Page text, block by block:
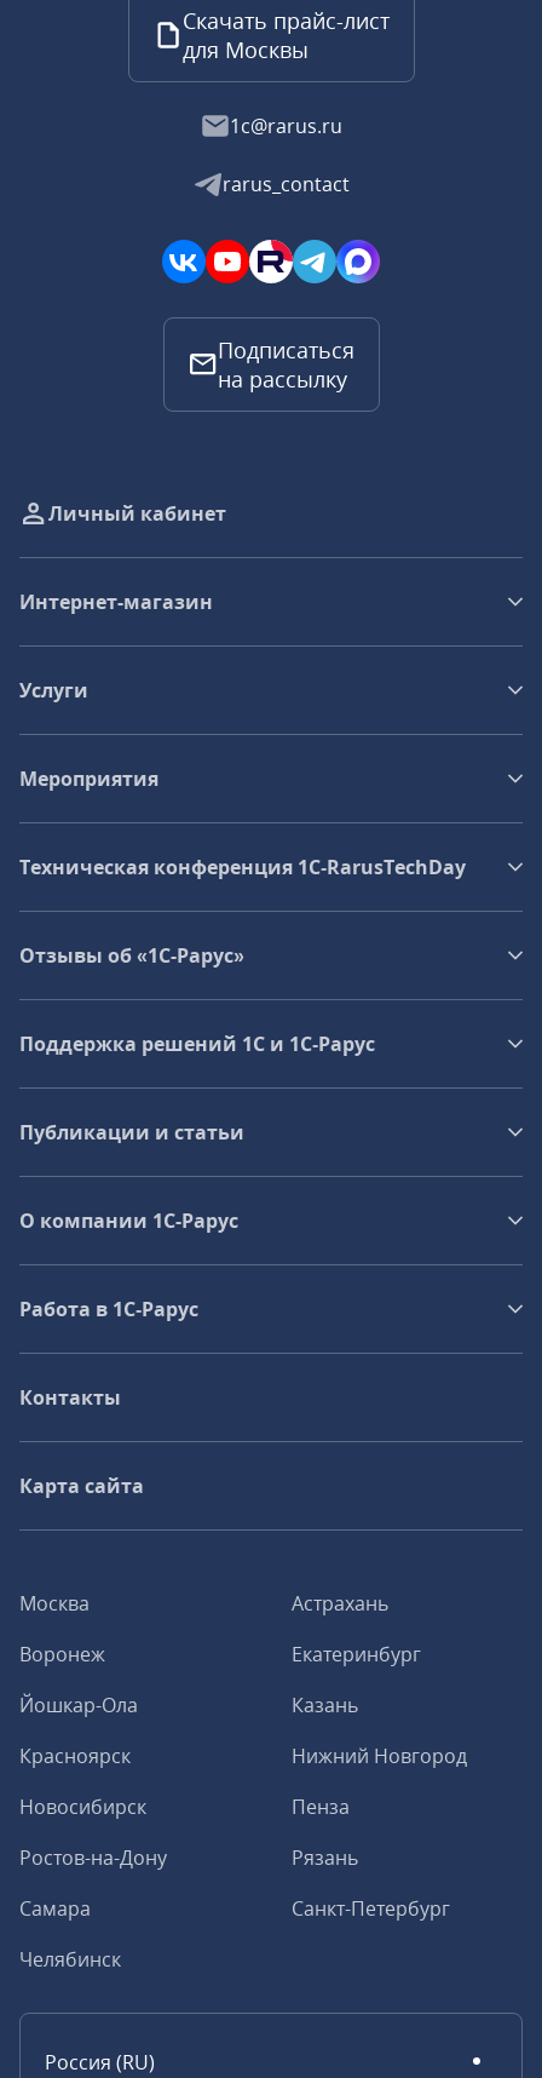
Скачать прайс-лист
для Москвы
1c@rarus.ru
rarus_contact
Подписаться
на рассылку
Москва
Астрахань
Воронеж
Екатеринбург
Йошкар-Ола
Казань
Красноярск
Нижний Новгород
Новосибирск
Пенза
Ростов-на-Дону
Рязань
Самара
Санкт-Петербург
Челябинск
Россия (RU)
Личный кабинет
Интернет-магазин
Услуги
Мероприятия
Техническая конференция 1C‑RarusTechDay
Отзывы об «1С-Рарус»
Поддержка решений 1С и 1С‑Рарус
Публикации и статьи
О компании 1C-Рарус
Работа в 1С‑Рарус
Контакты
Карта сайта